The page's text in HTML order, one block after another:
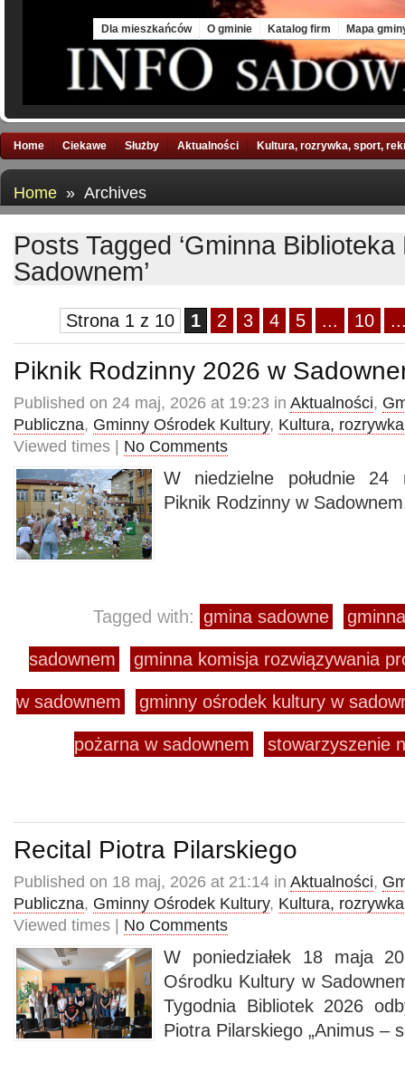
Dla mieszkańców O gminie Katalog firm Mapa
Home Ciekawe Służby Aktualności Kultura, rozrywka, sport,
Home » Archives
Posts Tagged ‘Gminna
Sadownem’
Strona 1 z 10 1 2 3 4 5 ... 10
Piknik Rodzinny 2026 w
Published on 24 maj, 2026 at 19:23 in Aktualności,
Publiczna, Gminny Ośrodek Kultury, Kultura,
Viewed times | No Comments
W niedzielne południe 24
Piknik Rodzinny w
Tagged with: gmina sadowne
sadownem gminna komisja rozwiązywania
w sadownem gminny ośrodek kultury w
pożarna w sadownem stowarzyszenie
Recital Piotra Pilarskiego
Published on 18 maj, 2026 at 21:14 in Aktualności,
Publiczna, Gminny Ośrodek Kultury, Kultura,
Viewed times | No Comments
W poniedziałek 18 maja
Ośrodku Kultury w
Tygodnia Bibliotek 2026
Piotra Pilarskiego „Animus –